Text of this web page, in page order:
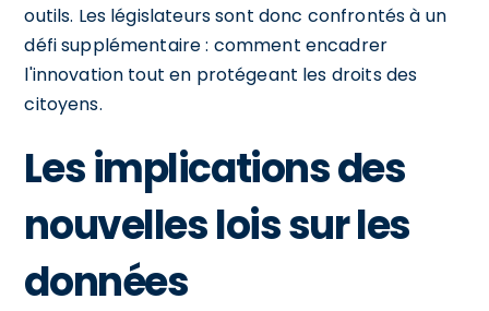
outils. Les législateurs sont donc confrontés à un
défi supplémentaire : comment encadrer
l'innovation tout en protégeant les droits des
citoyens.
Les implications des
nouvelles lois sur les
données